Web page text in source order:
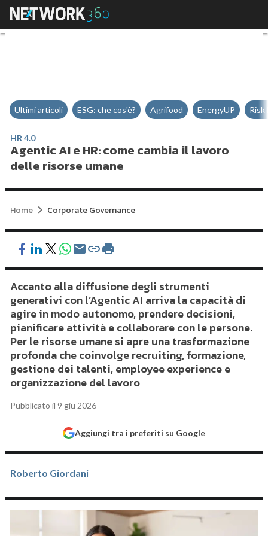
Agentic AI e HR: come cambia
Ultimi articoli ESG: che cos'è? Agrifood EnergyUP Risk
HR 4.0
Agentic AI e HR: come cambia il lavoro
delle risorse umane
Home Corporate Governance
Accanto alla diffusione degli strumenti
generativi con l’Agentic AI arriva la capacità di
agire in modo autonomo, prendere decisioni,
pianificare attività e collaborare con le persone.
Per le risorse umane si apre una trasformazione
profonda che coinvolge recruiting, formazione,
gestione dei talenti, employee experience e
organizzazione del lavoro
Pubblicato il 9 giu 2026
Aggiungi tra i preferiti su Google
Roberto Giordani